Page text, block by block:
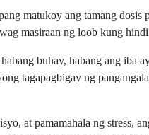
matukoy ang tamang
masiraan ng loob kung
buhay, habang ang iba
tagapagbigay ng
at pamamahala ng stress,